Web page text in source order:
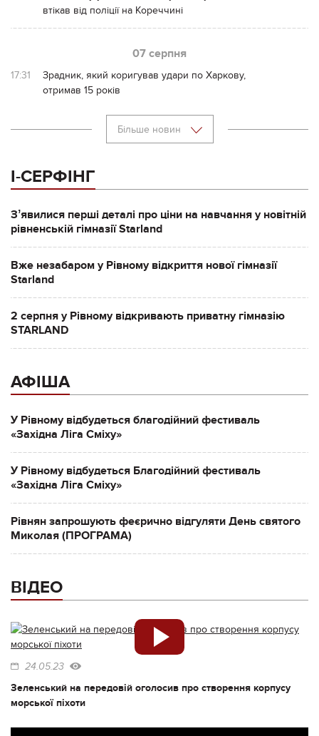
втікав від поліції на Кореччині
07 серпня
17:31
Зрадник, який коригував удари по Харкову,
отримав 15 років
Більше новин
І-СЕРФІНГ
Зʼявилися перші деталі про ціни на навчання у новітній
рівненській гімназії Starland
Вже незабаром у Рівному відкриття нової гімназії
Starland
2 серпня у Рівному відкривають приватну гімназію
STARLAND
АФІША
У Рівному відбудеться благодійний фестиваль
«Західна Ліга Сміху»
У Рівному відбудеться Благодійний фестиваль
«Західна Ліга Сміху»
Рівнян запрошують феєрично відгуляти День святого
Миколая (ПРОГРАМА)
ВІДЕО
24.05.23
Зеленський на передовій оголосив про створення корпусу
морської піхоти